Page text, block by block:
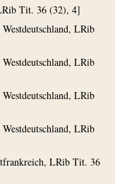
Tit. 36 (32), 4]
Westdeutschland, LRib
Westdeutschland, LRib
Westdeutschland, LRib
Westdeutschland, LRib
LRib Tit. 36